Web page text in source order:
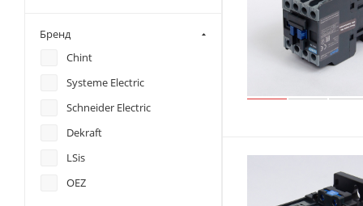
Бренд
Chint
Systeme Electric
Schneider Electric
Dekraft
LSis
OEZ